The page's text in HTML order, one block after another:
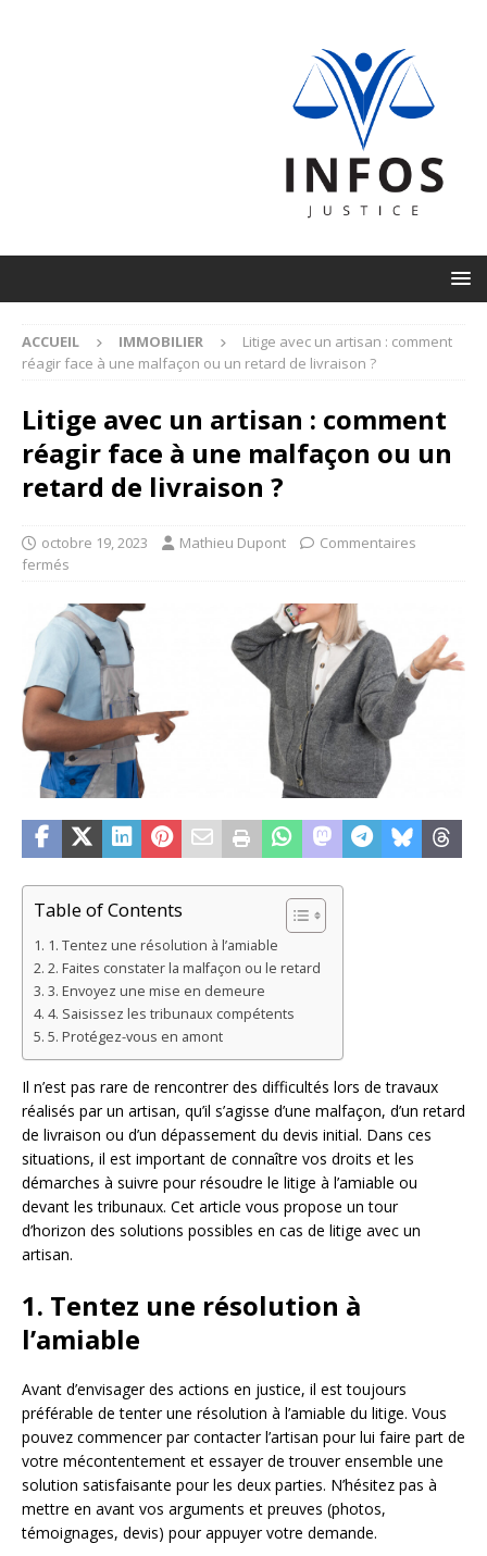
ACCUEIL IMMOBILIER
Litige avec un artisan : comment
réagir face à une malfaçon ou un retard de livraison ?
Litige avec un artisan : comment
réagir face à une malfaçon ou un
retard de livraison ?
octobre 19, 2023 Mathieu Dupont
Commentaires
fermés
Table of Contents
1. Tentez une résolution à l’amiable
2. Faites constater la malfaçon ou le retard
3. Envoyez une mise en demeure
4. Saisissez les tribunaux compétents
5. Protégez-vous en amont
Il n’est pas rare de rencontrer des difficultés lors de travaux
réalisés par un artisan, qu’il s’agisse d’une malfaçon, d’un retard
de livraison ou d’un dépassement du devis initial. Dans ces
situations, il est important de connaître vos droits et les
démarches à suivre pour résoudre le litige à l’amiable ou
devant les tribunaux. Cet article vous propose un tour
d’horizon des solutions possibles en cas de litige avec un
artisan.
1. Tentez une résolution à
l’amiable
Avant d’envisager des actions en justice, il est toujours
préférable de tenter une résolution à l’amiable du litige. Vous
pouvez commencer par contacter l’artisan pour lui faire part de
votre mécontentement et essayer de trouver ensemble une
solution satisfaisante pour les deux parties. N’hésitez pas à
mettre en avant vos arguments et preuves (photos,
témoignages, devis) pour appuyer votre demande.